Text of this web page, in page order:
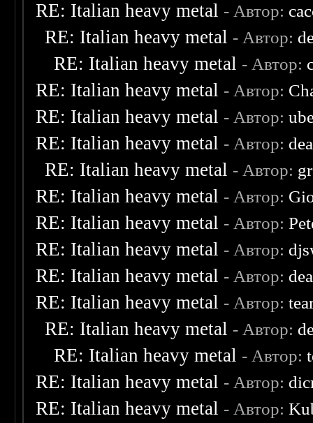
RE: Italian heavy metal - Автор:
RE: Italian heavy metal - Автор:
RE: Italian heavy metal - Автор:
RE: Italian heavy metal - Автор:
RE: Italian heavy metal - Автор:
RE: Italian heavy metal - Автор:
RE: Italian heavy metal - Автор:
RE: Italian heavy metal - Автор:
RE: Italian heavy metal - Автор:
RE: Italian heavy metal - Автор:
RE: Italian heavy metal - Автор:
RE: Italian heavy metal - Автор:
RE: Italian heavy metal - Автор:
RE: Italian heavy metal - Автор:
RE: Italian heavy metal - Автор:
RE: Italian heavy metal - Автор: